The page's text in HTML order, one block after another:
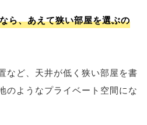
ら、あえて狭い部屋を選ぶの
など、天井が低く狭い部屋を書
のようなプライベート空間にな